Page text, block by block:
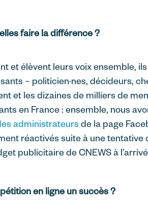
faire la différence ?
et élèvent leurs voix ensemble,
– politicien·nes, décideurs,
et les dizaines de milliers de
en France : ensemble, nous
administrateurs de la page
réactivés suite à une tentative
publicitaire de CNEWS à
en ligne un succès ?